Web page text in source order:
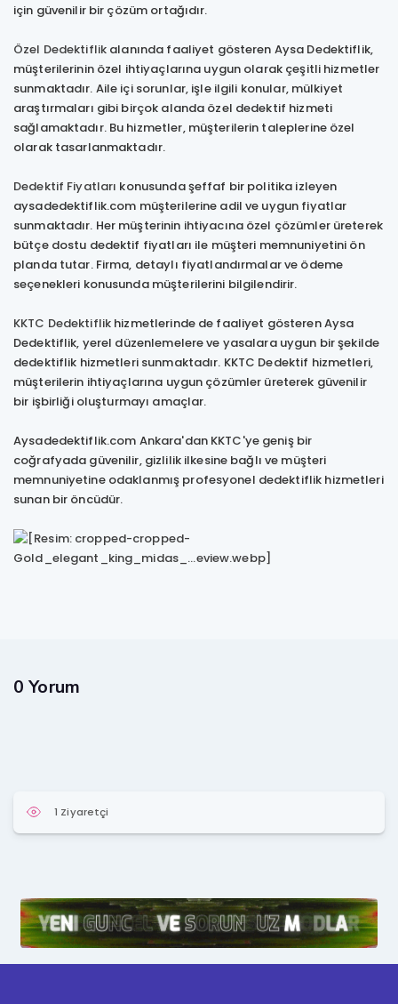
için güvenilir bir çözüm ortağıdır.
Özel Dedektiflik alanında faaliyet gösteren Aysa Dedektiflik,
müşterilerinin özel ihtiyaçlarına uygun olarak çeşitli hizmetler
sunmaktadır. Aile içi sorunlar, işle ilgili konular, mülkiyet
araştırmaları gibi birçok alanda özel dedektif hizmeti
sağlamaktadır. Bu hizmetler, müşterilerin taleplerine özel
olarak tasarlanmaktadır.
Dedektif Fiyatları konusunda şeffaf bir politika izleyen
aysadedektiflik.com müşterilerine adil ve uygun fiyatlar
sunmaktadır. Her müşterinin ihtiyacına özel çözümler üreterek
bütçe dostu dedektif fiyatları ile müşteri memnuniyetini ön
planda tutar. Firma, detaylı fiyatlandırmalar ve ödeme
seçenekleri konusunda müşterilerini bilgilendirir.
KKTC Dedektiflik hizmetlerinde de faaliyet gösteren Aysa
Dedektiflik, yerel düzenlemelere ve yasalara uygun bir şekilde
dedektiflik hizmetleri sunmaktadır. KKTC Dedektif hizmetleri,
müşterilerin ihtiyaçlarına uygun çözümler üreterek güvenilir
bir işbirliği oluşturmayı amaçlar.
Aysadedektiflik.com Ankara'dan KKTC'ye geniş bir
coğrafyada güvenilir, gizlilik ilkesine bağlı ve müşteri
memnuniyetine odaklanmış profesyonel dedektiflik hizmetleri
sunan bir öncüdür.
0 Yorum
1 Ziyaretçi